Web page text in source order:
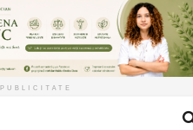
PUBLICITATE